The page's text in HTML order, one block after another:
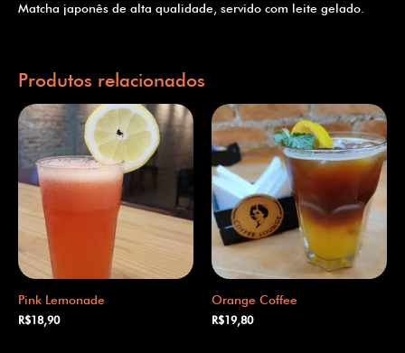
Matcha japonês de alta qualidade, servido com leite gelado.
Produtos relacionados
Pink Lemonade
R$18,90
Orange Coffee
R$19,80